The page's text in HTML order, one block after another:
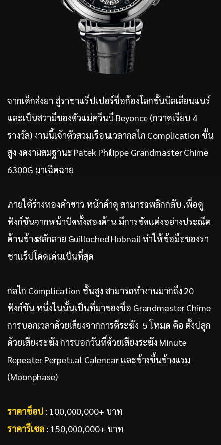
จากเด็กส่งยา สู่ราชาแร็ปเปอร์ชื่อก้องโลกขั้นบิลเลียนแนร์
และเป็นสวามีของตัวแม่ควีนบี Beyonce (กวาดเรียบ 4
รางวัล) งานนี้เจ้าตัวสวมเรือนเวลากลไก Complication ชั้น
สูง งดงามสมฐานะ Patek Philippe Grandmaster Chime
6300G มาเฉิดฉาย
ภายใต้ร่างทองคำขาว หน้าดำดุ สามารถพลิกกลับ เพื่อดู
ฟังก์ชันจากหน้าปัดทั้งสองด้าน มีการขัดแต่งอย่างประณีต
ด้านข้างสลักลาย Guilloched Hobnail ทำให้ข้อมือของรา
ชาแร็ปโดดเด่นเป็นที่สุด
กลไก Complication ชั้นสูง สามารถทำงานมากถึง 20
ฟังก์ชัน หนึ่งในนั้นเป็นที่มาของชื่อ Grandmaster Chime
การบอกเวลาด้วยเสียงจากการตีระฆัง 5 โหมด คือ ตั้งปลุก
ด้วยเสียงระฆัง การบอกวันที่ด้วยเสียงระฆัง Minute
Repeater Perpetual Calendar และข้างขึ้นข้างแรม
(Moonphase)
ราคาช็อป : 100,000,000+ บาท
ราคารีเซล : 150,000,000+ บาท